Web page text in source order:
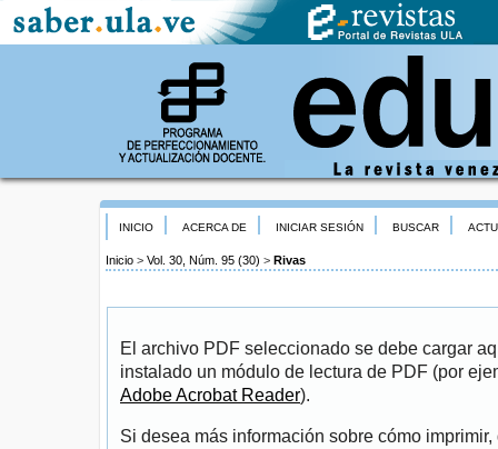
INICIO ACERCA DE INICIAR SESIÓN BUSCAR
Inicio > Vol. 30, Núm. 95 (30) > Rivas
El archivo PDF seleccionado se debe cargar
instalado un módulo de lectura de PDF (por
Adobe Acrobat Reader).
Si desea más información sobre cómo